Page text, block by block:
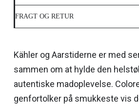
FRAGT OG RETUR
Kähler og Aarstiderne er med
sammen om at hylde den
autentiske madoplevelse.
genfortolker på smukkeste vis